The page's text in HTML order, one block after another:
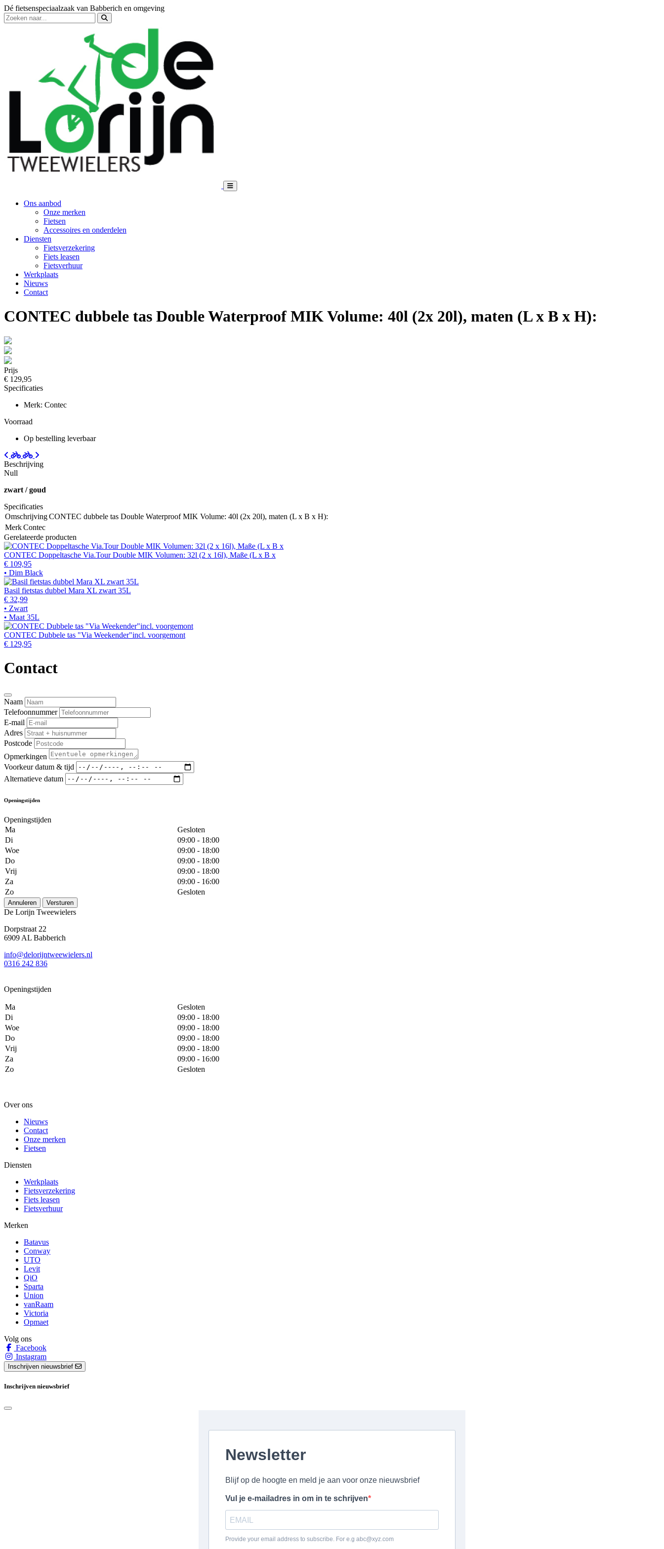
Dé fietsenspeciaalzaak van Babberich en omgeving
Ons aanbod
Onze merken
Fietsen
Accessoires en onderdelen
Diensten
Fietsverzekering
Fiets leasen
Fietsverhuur
Werkplaats
Nieuws
Contact
CONTEC dubbele tas Double Waterproof MIK Volume: 40l (2x 20l), maten (L x B x H):
Prijs
€ 129,95
Specificaties
Merk: Contec
Voorraad
Op bestelling leverbaar
Beschrijving
Null
zwart / goud
Specificaties
OmschrijvingCONTEC dubbele tas Double Waterproof MIK Volume: 40l (2x 20l), maten (L x B x H):
MerkContec
Gerelateerde producten
CONTEC Doppeltasche Via.Tour Double MIK Volumen: 32l (2 x 16l), Maße (L x B x
€ 109,95
• Dim Black
Basil fietstas dubbel Mara XL zwart 35L
€ 32,99
• Zwart
• Maat 35L
CONTEC Dubbele tas "Via Weekender"incl. voorgemont
€ 129,95
Contact
Naam
Telefoonnummer
E-mail
Adres
Postcode
Opmerkingen
Voorkeur datum & tijd
Alternatieve datum
Openingstijden
Openingstijden
Ma
Gesloten
Di
09:00 - 18:00
Woe
09:00 - 18:00
Do
09:00 - 18:00
Vrij
09:00 - 18:00
Za
09:00 - 16:00
Zo
Gesloten
Annuleren Versturen
De Lorijn Tweewielers
Dorpstraat 22
6909 AL Babberich
info@delorijntweewielers.nl
0316 242 836
Openingstijden
Ma
Gesloten
Di
09:00 - 18:00
Woe
09:00 - 18:00
Do
09:00 - 18:00
Vrij
09:00 - 18:00
Za
09:00 - 16:00
Zo
Gesloten
Over ons
Nieuws
Contact
Onze merken
Fietsen
Diensten
Werkplaats
Fietsverzekering
Fiets leasen
Fietsverhuur
Merken
Batavus
Conway
UTO
Levit
QiO
Sparta
Union
vanRaam
Victoria
Opmaet
Volg ons
Facebook
Instagram
Inschrijven nieuwsbrief
Inschrijven nieuwsbrief